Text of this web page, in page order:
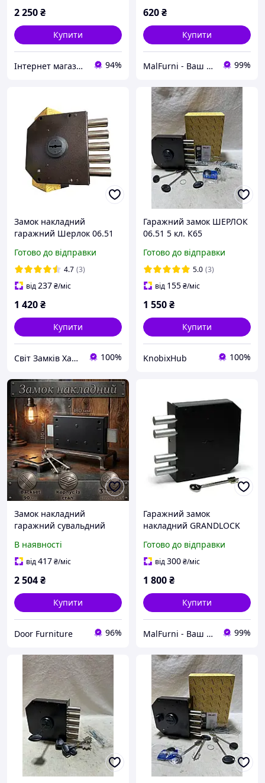
2 250₴
Купити
Інтернет магазин HOZ-DOM.COM.UA 94%
620₴
Купити
MalFurni - Ваш надійний партнер з меблевої та дверної фурнітури 99%
Замок накладний
гаражний Шерлок 06.51
Готово до відправки
4.7 (3)
від237₴/міс
1 420₴
Купити
Світ Замків Харків 100%
Гаражний замок ШЕРЛОК
06.51 5 кл. К65
Готово до відправки
5.0 (3)
від 155₴/міс
1 550₴
Купити
KnobixHub 100%
Замок накладний
гаражний сувальдний
GRANDLOK 1-L 3 ключі
лівий
В наявності
від417₴/міс
2 504₴
Купити
Door Furniture 96%
Гаражний замок
накладний GRANDLOCK
Готово до відправки
від300₴/міс
1 800₴
Купити
MalFurni - Ваш надійний партнер з меблевої та дверної фурнітури 99%